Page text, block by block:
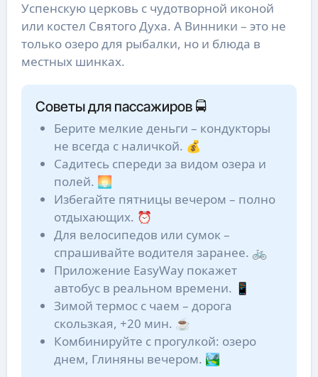
Успенскую церковь с чудотворной иконой
или костел Святого Духа. А Винники – это не
только озеро для рыбалки, но и блюда в
местных шинках.
Советы для пассажиров 🚍
Берите мелкие деньги – кондукторы
не всегда с наличкой. 💰
Садитесь спереди за видом озера и
полей. 🌅
Избегайте пятницы вечером – полно
отдыхающих. ⏰
Для велосипедов или сумок –
спрашивайте водителя заранее. 🚲
Приложение EasyWay покажет
автобус в реальном времени. 📱
Зимой термос с чаем – дорога
скользкая, +20 мин. ☕
Комбинируйте с прогулкой: озеро
днем, Глиняны вечером. 🏞️